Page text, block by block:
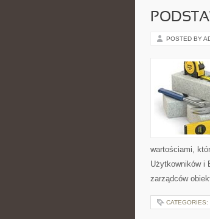
POSTED BY
wartościami,
Użytkowników i
zarządców
CATEGORIES: